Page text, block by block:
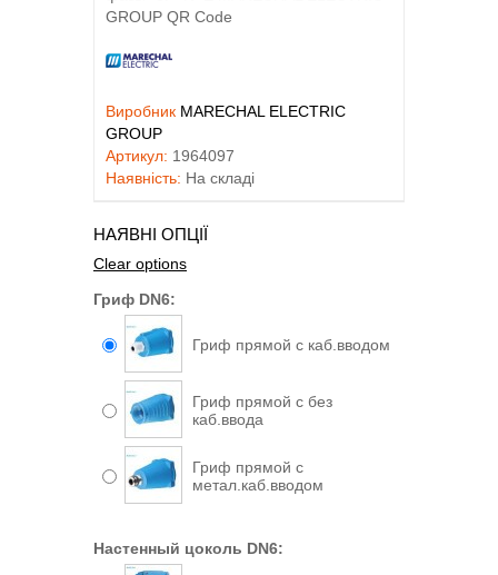
Виробник MARECHAL ELECTRIC
GROUP
Артикул: 1964097
Наявність: На складі
НАЯВНІ ОПЦІЇ
Clear options
Гриф DN6:
Гриф прямой с каб.вводом
Гриф прямой с без
каб.ввода
Гриф прямой с
метал.каб.вводом
Настенный цоколь DN6: